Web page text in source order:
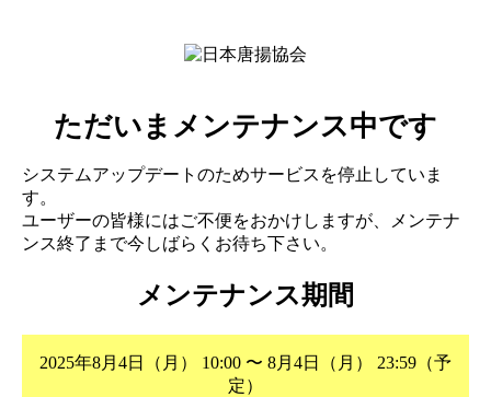
ただいまメンテナンス中です
システムアップデートのためサービスを停止していま
す。
ユーザーの皆様にはご不便をおかけしますが、メンテナ
ンス終了まで今しばらくお待ち下さい。
メンテナンス期間
2025年8月4日（月） 10:00 〜 8月4日（月） 23:59（予
定）